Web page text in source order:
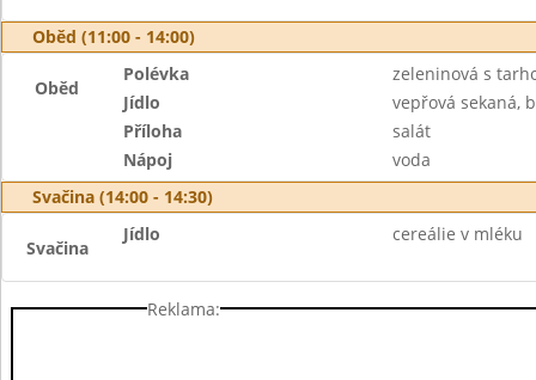
Oběd (11:00 - 14:00)
Oběd
Polévka
zeleninová s
Jídlo
vepřová sekaná,
Příloha
salát
Nápoj
voda
Svačina (14:00 - 14:30)
Svačina
Jídlo cereálie v mléku
Reklama: